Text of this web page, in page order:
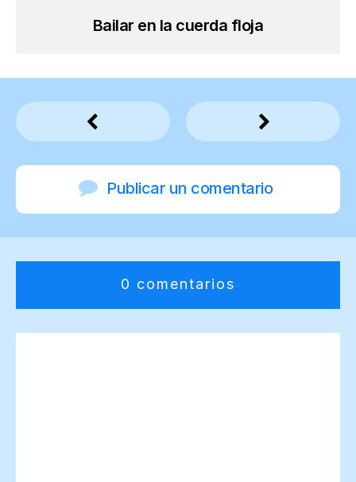
Bailar en la cuerda floja
Publicar un comentario
0 comentarios